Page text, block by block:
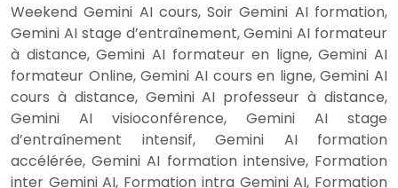
Weekend Gemini AI cours, Soir Gemini AI formation,
Gemini AI stage d’entraînement, Gemini AI formateur
à distance, Gemini AI formateur en ligne, Gemini AI
formateur Online, Gemini AI cours en ligne, Gemini AI
cours à distance, Gemini AI professeur à distance,
Gemini AI visioconférence, Gemini AI stage
d’entraînement intensif, Gemini AI formation
accélérée, Gemini AI formation intensive, Formation
inter Gemini AI, Formation intra Gemini AI, Formation